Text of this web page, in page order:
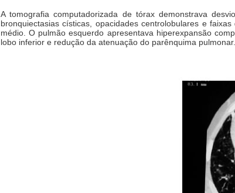
A tomografia computadorizada de tórax demonstrava
bronquiectasias císticas, opacidades centrolobulares e
médio. O pulmão esquerdo apresentava hiperexpansão
lobo inferior e redução da atenuação do parênquima